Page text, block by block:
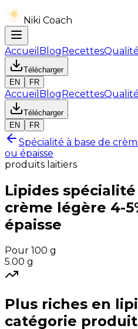
Niki Coach
Accueil BlogRecettes
Télécharger
EN
FR
Accueil BlogRecettes
Télécharger
EN
FR
Spécialité à base de
ou épaisse
produits laitiers
Lipides spécialité
crème légère 4-
épaisse
Pour 100 g
5.00 g
Plus riches en
catégorie